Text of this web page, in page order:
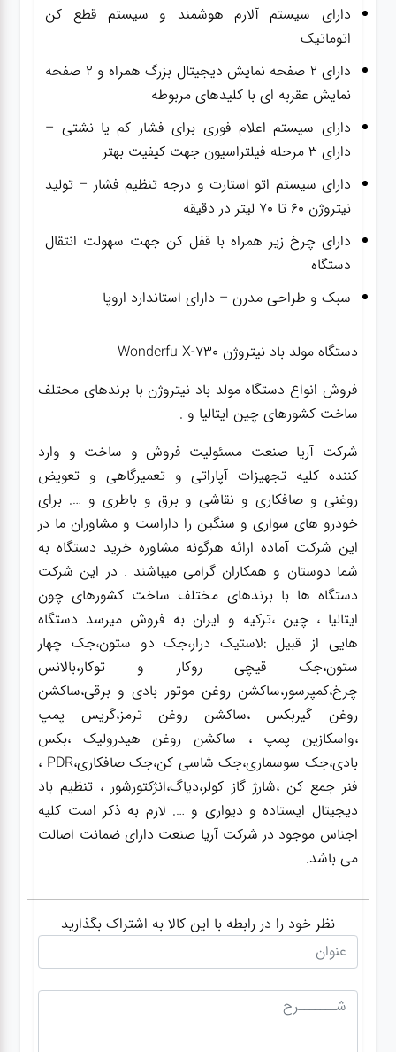
دارای سیستم آلارم هوشمند و سیستم قطع کن
اتوماتیک
دارای ۲ صفحه نمایش دیجیتال بزرگ همراه و ۲ صفحه
نمایش عقربه ای با کلیدهای مربوطه
دارای سیستم اعلام فوری برای فشار کم یا نشتی –
دارای ۳ مرحله فیلتراسیون جهت کیفیت بهتر
دارای سیستم اتو استارت و درجه تنظیم فشار – تولید
نیتروژن ۶۰ تا ۷۰ لیتر در دقیقه
دارای چرخ زیر همراه با قفل کن جهت سهولت انتقال
دستگاه
سبک و طراحی مدرن – دارای استاندارد اروپا
دستگاه مولد باد نیتروژن Wonderfu X-730
فروش انواع دستگاه مولد باد نیتروژن با برندهای محتلف
ساخت کشورهای چین ایتالیا و .
شرکت آریا صنعت مسئولیت فروش و ساخت و وارد
کننده کلیه تجهیزات آپاراتی و تعمیرگاهی و تعویض
روغنی و صافکاری و نقاشی و برق و باطری و …. برای
خودرو های سواری و سنگین را داراست و مشاوران ما در
این شرکت آماده ارائه هرگونه مشاوره خرید دستگاه به
شما دوستان و همکاران گرامی میباشند . در این شرکت
دستگاه ها با برندهای مختلف ساخت کشورهای چون
ایتالیا ، چین ،ترکیه و ایران به فروش میرسد دستگاه
هایی از قبیل :لاستیک درار،جک دو ستون،جک چهار
ستون،جک قیچی روکار و توکار،بالانس
چرخ،کمپرسور،ساکشن روغن موتور بادی و برقی،ساکشن
روغن گیربکس ،ساکشن روغن ترمز،گریس پمپ
،واسکازین پمپ ، ساکشن روغن هیدرولیک ،بکس
بادی،جک سوسماری،جک شاسی کن،جک صافکاری،PDR ،
فنر جمع کن ،شارژ گاز کولر،دیاگ،انژکتورشور ، تنظیم باد
دیجیتال ایستاده و دیواری و …. لازم به ذکر است کلیه
اجناس موجود در شرکت آریا صنعت دارای ضمانت اصالت
می باشد.
نظر خود را در رابطه با این کالا به اشتراک بگذارید